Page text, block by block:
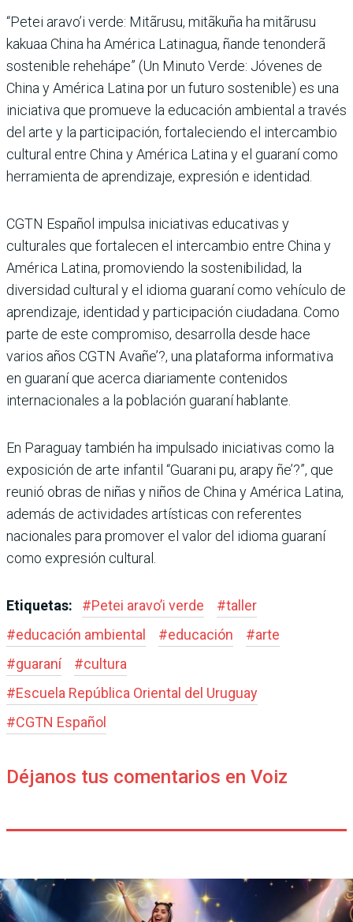
“Petei aravo’i verde: Mitãrusu, mitãkuña ha mitãrusu
kakuaa China ha América Latinagua, ñande tenonderã
sostenible rehehápe” (Un Minuto Verde: Jóvenes de
China y América Latina por un futuro sostenible) es una
iniciativa que promueve la educación ambiental a través
del arte y la participación, fortaleciendo el intercambio
cultural entre China y América Latina y el guaraní como
herramienta de aprendizaje, expresión e identidad.
CGTN Español impulsa iniciativas educativas y
culturales que fortalecen el intercambio entre China y
América Latina, promoviendo la sostenibilidad, la
diversidad cultural y el idioma guaraní como vehículo de
aprendizaje, identidad y participación ciudadana. Como
parte de este compromiso, desarrolla desde hace
varios años CGTN Avañe’?, una plataforma informativa
en guaraní que acerca diariamente contenidos
internacionales a la población guaraní hablante.
En Paraguay también ha impulsado iniciativas como la
exposición de arte infantil “Guarani pu, arapy ñe’?”, que
reunió obras de niñas y niños de China y América Latina,
además de actividades artísticas con referentes
nacionales para promover el valor del idioma guaraní
como expresión cultural.
Etiquetas: #Petei aravo’i verde #taller
#educación ambiental #educación #arte
#guaraní #cultura
#Escuela República Oriental del Uruguay
#CGTN Español
Déjanos tus comentarios en Voiz